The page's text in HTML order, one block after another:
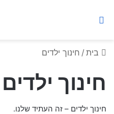
בית / חינוך ילדים
חינוך ילדים
חינוך ילדים – זה העתיד שלנו.